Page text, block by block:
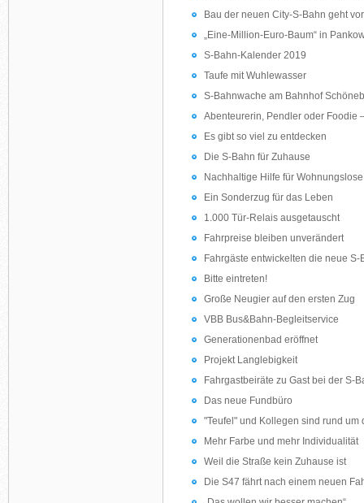
Bau der neuen City-S-Bahn geht
„Eine-Million-Euro-Baum“ in
S-Bahn-Kalender 2019
Taufe mit Wuhlewasser
S-Bahnwache am Bahnhof
Abenteurerin, Pendler oder Foodie
Es gibt so viel zu entdecken
Die S-Bahn für Zuhause
Nachhaltige Hilfe für Wohnungslose
Ein Sonderzug für das Leben
1.000 Tür-Relais ausgetauscht
Fahrpreise bleiben unverändert
Fahrgäste entwickelten die neue S-
Bitte eintreten!
Große Neugier auf den ersten Zug
VBB Bus&Bahn-Begleitservice
Generationenbad eröffnet
Projekt Langlebigkeit
Fahrgastbeiräte zu Gast bei der S-
Das neue Fundbüro
"Teufel" und Kollegen sind rund um
Mehr Farbe und mehr Individualität
Weil die Straße kein Zuhause ist
Die S47 fährt nach einem neuen